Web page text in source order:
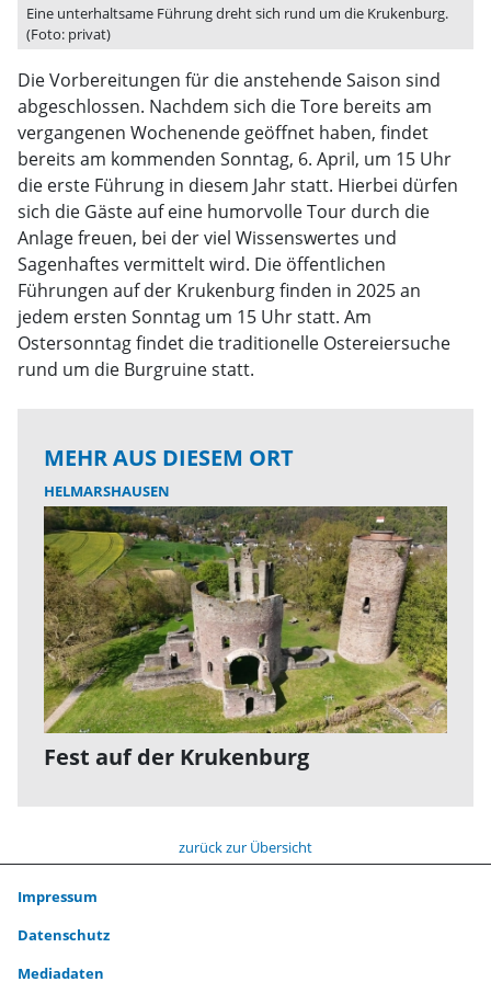
Eine unterhaltsame Führung dreht sich rund um die Krukenburg.
(Foto: privat)
Die Vorbereitungen für die anstehende Saison sind
abgeschlossen. Nachdem sich die Tore bereits am
vergangenen Wochenende geöffnet haben, findet
bereits am kommenden Sonntag, 6. April, um 15 Uhr
die erste Führung in diesem Jahr statt. Hierbei dürfen
sich die Gäste auf eine humorvolle Tour durch die
Anlage freuen, bei der viel Wissenswertes und
Sagenhaftes vermittelt wird. Die öffentlichen
Führungen auf der Krukenburg finden in 2025 an
jedem ersten Sonntag um 15 Uhr statt. Am
Ostersonntag findet die traditionelle Ostereiersuche
rund um die Burgruine statt.
MEHR AUS DIESEM ORT
HELMARSHAUSEN
Fest auf der Krukenburg
zurück zur Übersicht
Impressum
Datenschutz
Mediadaten